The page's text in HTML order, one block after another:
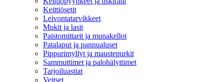
Keittiösetit
Leivontatarvikkeet
Mukit ja lasit
Paistomittarit ja munakellot
Patalaput ja pannualuset
Pippurimyllyt ja maustepurkit
Sammuttimet ja palohälyttimet
Tarjoiluastiat
Veitset